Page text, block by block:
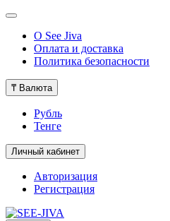
О See Jiva
Оплата и доставка
Политика безопасности
₸ Валюта
Рубль
Тенге
Личный кабинет
Авторизация
Регистрация